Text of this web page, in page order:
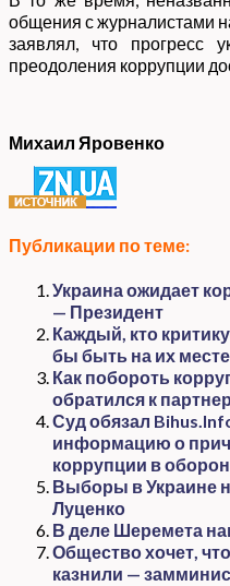
общения с журналистами
заявлял, что прогресс
преодоления коррупции
Михаил Яровенко
Публикации по теме:
Украина ожидает
— Президент
Каждый, кто
бы быть на их месте
Как побороть
обратился к
Суд обязал
информацию о
коррупции в
Выборы в Украине
Луценко
В деле Шеремета
Общество хочет,
казнили —